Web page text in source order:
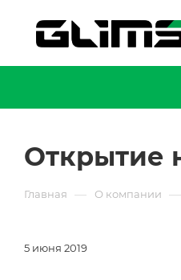
Открытие
Главная — О компании —
5 июня 2019